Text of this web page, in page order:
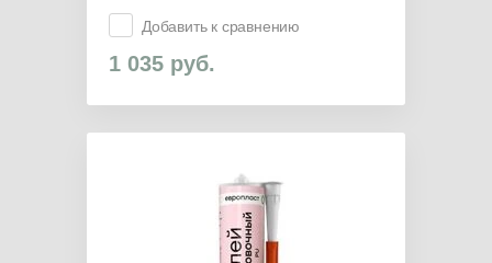
Добавить к сравнению
1 035 руб.